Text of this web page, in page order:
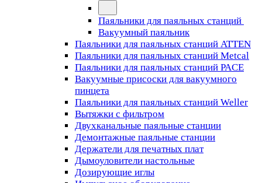
Паяльники для паяльных станций
Вакуумный паяльник
Паяльники для паяльных станций ATTEN
Паяльники для паяльных станций Metcal
Паяльники для паяльных станций PACE
Вакуумные присоски для вакуумного
пинцета
Паяльники для паяльных станций Weller
Вытяжки с фильтром
Двухканальные паяльные станции
Демонтажные паяльные станции
Держатели для печатных плат
Дымоуловители настольные
Дозирующие иглы